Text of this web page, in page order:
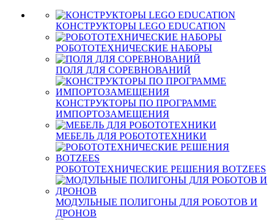
КОНСТРУКТОРЫ LEGO EDUCATION
РОБОТОТЕХНИЧЕСКИЕ НАБОРЫ
ПОЛЯ ДЛЯ СОРЕВНОВАНИЙ
КОНСТРУКТОРЫ ПО ПРОГРАММЕ
ИМПОРТОЗАМЕЩЕНИЯ
МЕБЕЛЬ ДЛЯ РОБОТОТЕХНИКИ
РОБОТОТЕХНИЧЕСКИЕ РЕШЕНИЯ BOTZEES
МОДУЛЬНЫЕ ПОЛИГОНЫ ДЛЯ РОБОТОВ И
ДРОНОВ